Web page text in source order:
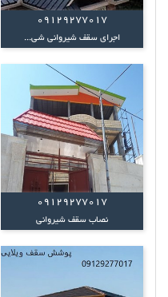
09129277017
اجرای سقف شیروانی شی...
09129277017
نصاب سقف شیروانی